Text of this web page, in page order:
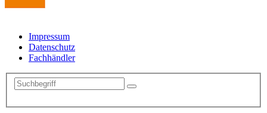
Impressum
Datenschutz
Fachhändler